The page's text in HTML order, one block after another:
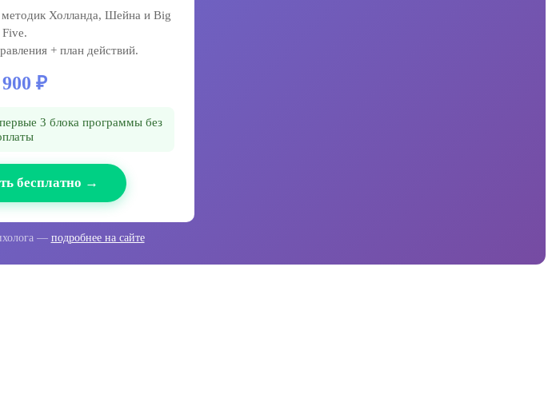
Холланда, Шейна и Big
Five.
+ план действий.
₽
3 блока программы без
бесплатно →
— подробнее на сайте